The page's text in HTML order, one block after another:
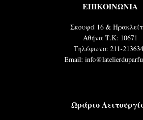
ΕΠΙΚΟΙΝΩΝΙΑ
Σκουφά 16 &
Αθήνα Τ.Κ: 10671
Τηλέφωνο: 211-
Email:
Ωράριο